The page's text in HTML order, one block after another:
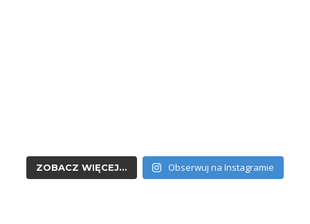
ZOBACZ WIĘCEJ... Obserwuj na Instagramie